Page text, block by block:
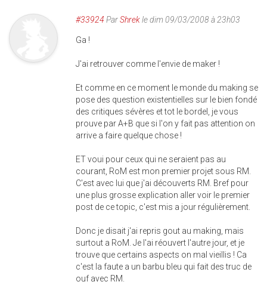
#33924 ParShrekle dim 09/03/2008 à 23h03
Ga !
J'ai retrouver comme l'envie de maker !
Et comme en ce moment le monde du making se
pose des question existentielles sur le bien fondé
des critiques sévères et tot le bordel, je vous
prouve par A+B que si l'on y fait pas attention on
arrive a faire quelque chose !
ET voui pour ceux qui ne seraient pas au
courant, RoM est mon premier projet sous RM.
C'est avec lui que j'ai découverts RM. Bref pour
une plus grosse explication aller voir le premier
post de ce topic, c'est mis a jour régulièrement.
Donc je disait j'ai repris gout au making, mais
surtout a RoM. Je l'ai réouvert l'autre jour, et je
trouve que certains aspects on mal vieillis ! Ca
c'est la faute a un barbu bleu qui fait des truc de
ouf avec RM.